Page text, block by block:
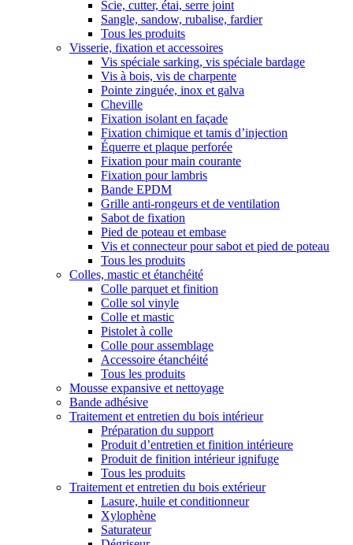
Scie, cutter, étai, serre joint
Sangle, sandow, rubalise, fardier
Tous les produits
Visserie, fixation et accessoires
Vis spéciale sarking, vis spéciale bardage
Vis à bois, vis de charpente
Pointe zinguée, inox et galva
Cheville
Fixation isolant en façade
Fixation chimique et tamis d’injection
Équerre et plaque perforée
Fixation pour main courante
Fixation pour lambris
Bande EPDM
Grille anti-rongeurs et de ventilation
Sabot de fixation
Pied de poteau et embase
Vis et connecteur pour sabot et pied de poteau
Tous les produits
Colles, mastic et étanchéité
Colle parquet et finition
Colle sol vinyle
Colle et mastic
Pistolet à colle
Colle pour assemblage
Accessoire étanchéité
Tous les produits
Mousse expansive et nettoyage
Bande adhésive
Traitement et entretien du bois intérieur
Préparation du support
Produit d’entretien et finition intérieure
Produit de finition intérieur ignifuge
Tous les produits
Traitement et entretien du bois extérieur
Lasure, huile et conditionneur
Xylophène
Saturateur